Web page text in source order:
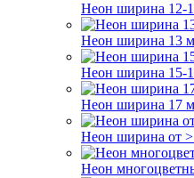
Неон ширина 12-
Неон ширина 13
Неон ширина 15-
Неон ширина 17
Неон ширина от
Неон